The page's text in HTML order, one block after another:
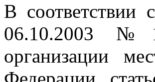
В соответствии
06.10.2003
организации